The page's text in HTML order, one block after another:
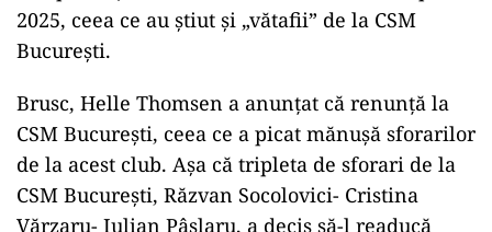
financiar de la CSM București merge mai
departe. Nicușor Dan a pus lupul paznic la oi –
să meargă mai departe.
Antrenoarea echipei de handbal feminin de la
CSM București, Helle Thomsen, a renunțat zilele
trecute să mai antreneze echipa bucureșteană